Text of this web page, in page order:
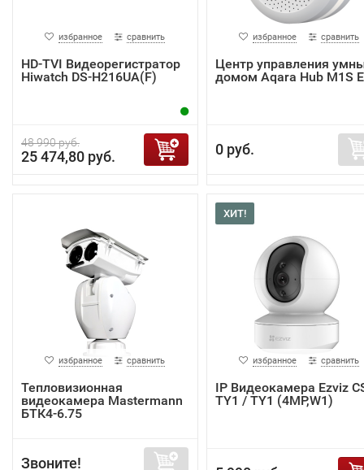
избранное сравнить
HD-TVI Видеорегистратор
Hiwatch DS-H216UA(F)
48 990 руб.
25 474,80 руб.
избранное сравнить
Центр управления
домом Aqara Hub M1S
0 руб.
избранное сравнить
Тепловизионная
видеокамера Mastermann
БТК4-6.75
Звоните!
ХИТ!
избранное сравнить
IP Видеокамера Ezviz
TY1 / TY1 (4MP,W1)